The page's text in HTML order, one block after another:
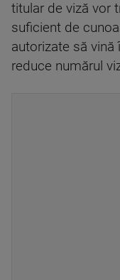
titular de viză vor
suficient de
autorizate să vină
reduce numărul